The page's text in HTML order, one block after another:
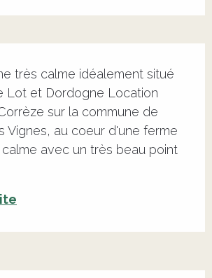
très calme idéalement situé
Lot et Dordogne Location
sur la commune de
Vignes, au coeur d'une ferme
avec un très beau point